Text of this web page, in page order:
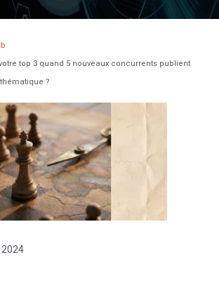
top 3 quand 5 nouveaux concurrents publient
?